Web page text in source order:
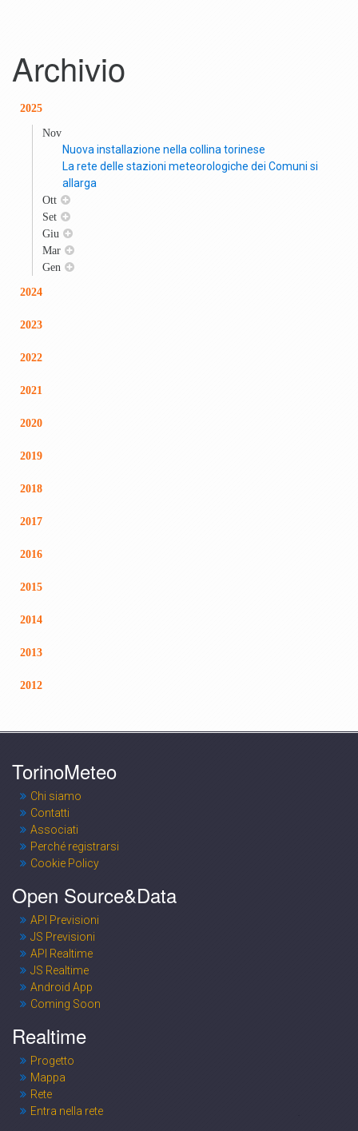
Archivio
2025
Nov
Nuova installazione nella collina torinese
La rete delle stazioni meteorologiche dei Comuni si
allarga
Ott
Set
Giu
Mar
Gen
2024
2023
2022
2021
2020
2019
2018
2017
2016
2015
2014
2013
2012
TorinoMeteo
Chi siamo
Contatti
Associati
Perché registrarsi
Cookie Policy
Open Source&Data
API Previsioni
JS Previsioni
API Realtime
JS Realtime
Android App
Coming Soon
Realtime
Progetto
Mappa
Rete
Entra nella rete